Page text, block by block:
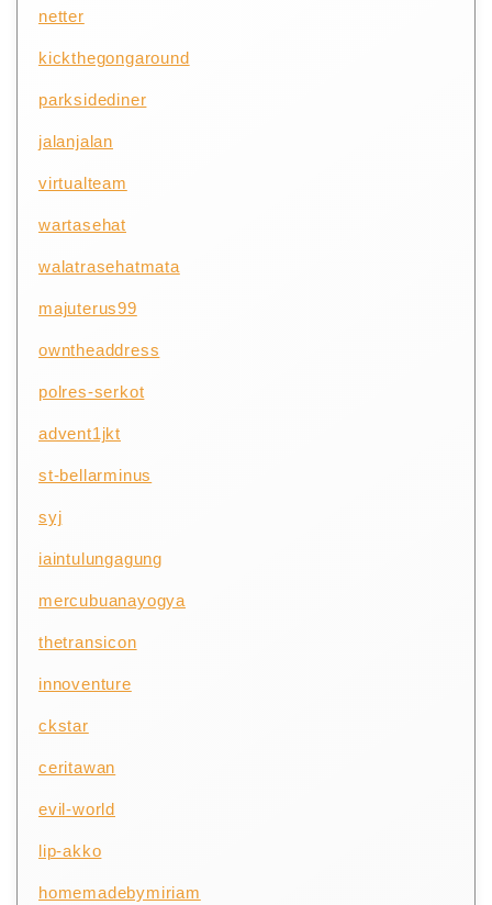
netter
kickthegongaround
parksidediner
jalanjalan
virtualteam
wartasehat
walatrasehatmata
majuterus99
owntheaddress
polres-serkot
advent1jkt
st-bellarminus
syj
iaintulungagung
mercubuanayogya
thetransicon
innoventure
ckstar
ceritawan
evil-world
lip-akko
homemadebymiriam